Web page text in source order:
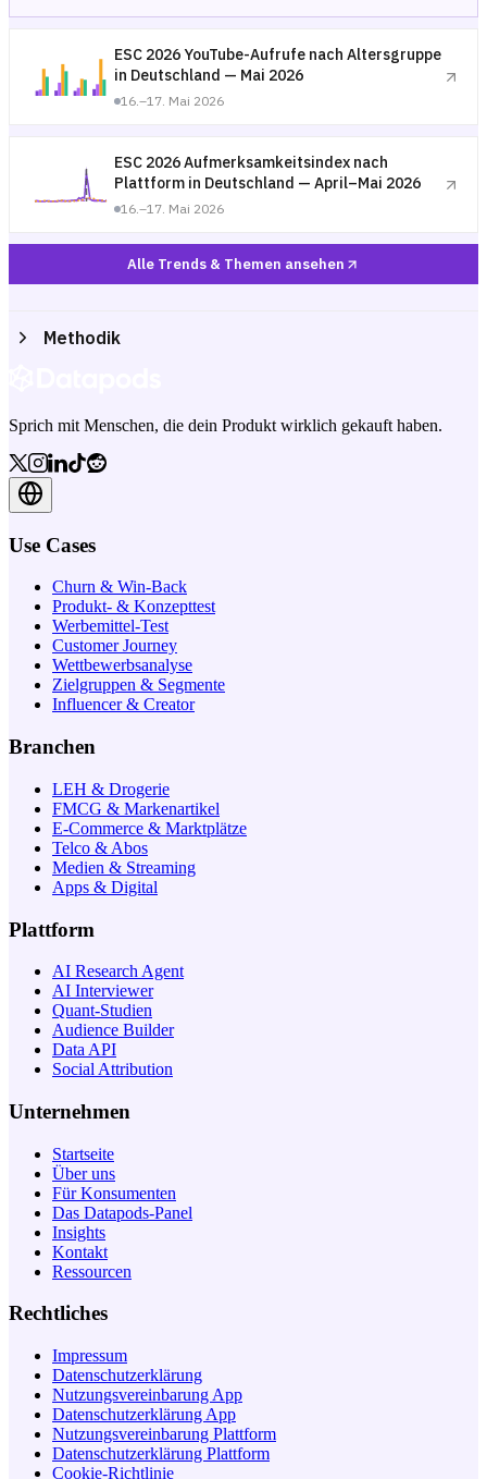
ESC 2026 YouTube-Aufrufe nach Altersgruppe
in Deutschland — Mai 2026
16.–17. Mai 2026
ESC 2026 Aufmerksamkeitsindex nach
Plattform in Deutschland — April–Mai 2026
16.–17. Mai 2026
Alle Trends & Themen ansehen
Methodik
Sprich mit Menschen, die dein Produkt wirklich gekauft haben.
Use Cases
Churn & Win-Back
Produkt- & Konzepttest
Werbemittel-Test
Customer Journey
Wettbewerbsanalyse
Zielgruppen & Segmente
Influencer & Creator
Branchen
LEH & Drogerie
FMCG & Markenartikel
E-Commerce & Marktplätze
Telco & Abos
Medien & Streaming
Apps & Digital
Plattform
AI Research Agent
AI Interviewer
Quant-Studien
Audience Builder
Data API
Social Attribution
Unternehmen
Startseite
Über uns
Für Konsumenten
Das Datapods-Panel
Insights
Kontakt
Ressourcen
Rechtliches
Impressum
Datenschutzerklärung
Nutzungsvereinbarung App
Datenschutzerklärung App
Nutzungsvereinbarung Plattform
Datenschutzerklärung Plattform
Cookie-Richtlinie